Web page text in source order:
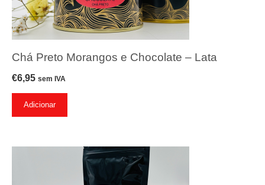
Chá Preto Morangos e Chocolate – Lata
€6,95 sem IVA
Adicionar